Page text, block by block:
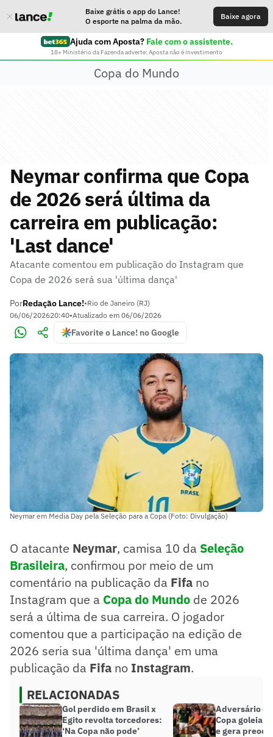
Baixe grátis o app do Lance!
O esporte na palma da mão.
Baixe agora
Ajuda com Aposta? Fale com o assistente.
18+ Ministério da Fazenda adverte: Aposta não é investimento
Copa do Mundo
Neymar confirma que Copa
de 2026 será última da
carreira em publicação:
'Last dance'
Atacante comentou em publicação do Instagram que
Copa de 2026 será sua 'última dança'
PorRedação Lance!•Rio de Janeiro (RJ)
06/06/202620:40•Atualizado em 06/06/2026
Favorite o Lance! no Google
Neymar em Media Day pela Seleção para a Copa (Foto: Divulgação)
O atacante Neymar, camisa 10 da Seleção
Brasileira, confirmou por meio de um
comentário na publicação da Fifa no
Instagram que a Copa do Mundo de 2026
será a última de sua carreira. O jogador
comentou que a participação na edição de
2026 seria sua 'última dança' em uma
publicação da Fifa no Instagram.
RELACIONADAS
Gol perdido em Brasil x
Egito revolta torcedores:
‘Na Copa não pode’
Adversário
Copa goleia
e gera